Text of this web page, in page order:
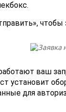
чтобы
ваш
установит
для